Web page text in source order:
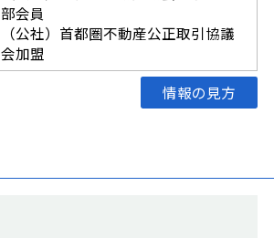
部会員
（公社）首都圏不動産公正取引協議
会加盟
情報の見方